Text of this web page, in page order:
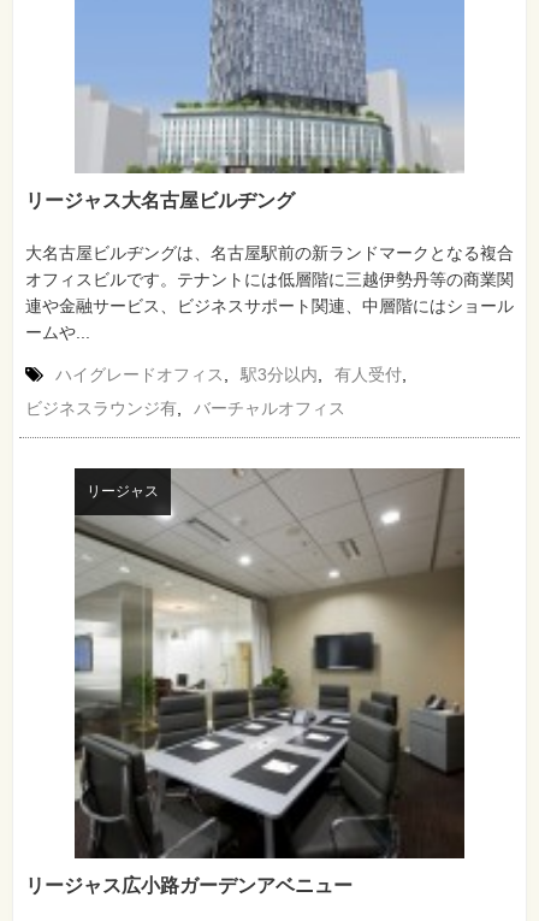
リージャス大名古屋ビルヂング
大名古屋ビルヂングは、名古屋駅前の新ランドマークとなる複合
オフィスビルです。テナントには低層階に三越伊勢丹等の商業関
連や金融サービス、ビジネスサポート関連、中層階にはショール
ームや...
ハイグレードオフィス 駅3分以内 有人受付
ビジネスラウンジ有
バーチャルオフィス
リージャス
リージャス広小路ガーデンアベニュー